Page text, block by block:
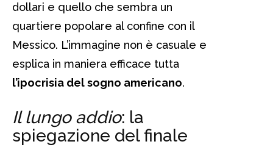
dollari e quello che sembra un
quartiere popolare al confine con il
Messico. L’immagine non è casuale e
esplica in maniera efficace tutta
l’ipocrisia del sogno americano.
Il lungo addio: la
spiegazione del finale